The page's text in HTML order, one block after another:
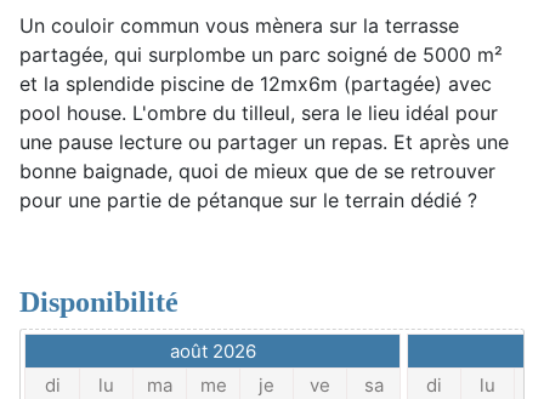
Un couloir commun vous mènera sur la terrasse
partagée, qui surplombe un parc soigné de 5000 m²
et la splendide piscine de 12mx6m (partagée) avec
pool house. L'ombre du tilleul, sera le lieu idéal pour
une pause lecture ou partager un repas. Et après une
bonne baignade, quoi de mieux que de se retrouver
pour une partie de pétanque sur le terrain dédié ?
Disponibilité
août 2026
di
lu ma me je ve
sa
di
lu